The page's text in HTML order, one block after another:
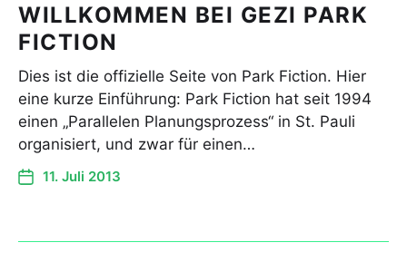
WILLKOMMEN BEI GEZI PARK
FICTION
Dies ist die offizielle Seite von Park Fiction. Hier
eine kurze Einführung: Park Fiction hat seit 1994
einen „Parallelen Planungsprozess“ in St. Pauli
organisiert, und zwar für einen…
11. Juli 2013